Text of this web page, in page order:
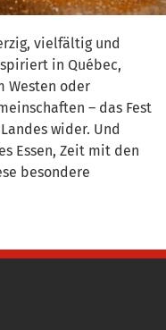
vielfältig und
in Québec,
Westen oder
– das Fest
wider. Und
Essen, Zeit mit den
besondere